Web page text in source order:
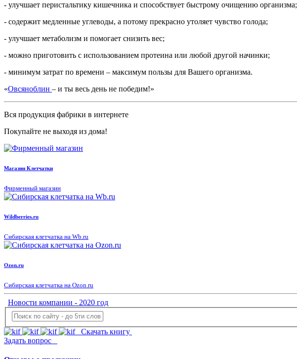
- улучшает перистальтику кишечника и способствует быстрому очищению организма;
- содержит медленные углеводы, а потому прекрасно утоляет чувство голода;
- улучшает метаболизм и помогает снизить вес;
- можно приготовить с использованием протеина или любой другой начинки;
- минимум затрат по времени – максимум пользы для Вашего организма.
«Овсяноблин – и ты весь день не победим!»
Вся продукция фабрики в интернете
Покупайте не выходя из дома!
Магазин Клетчатки
Фирменный магазин
Wildberries.ru
Сибирская клетчатка на Wb.ru
Ozon.ru
Сибирская клетчатка на Ozon.ru
Новости компании - 2020 год
Скачать книгу
Задать вопрос